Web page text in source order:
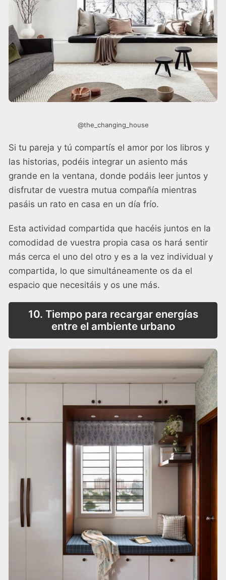
@the_changing_house
Si tu pareja y tú compartís el amor por los libros y
las historias, podéis integrar un asiento más
grande en la ventana, donde podáis leer juntos y
disfrutar de vuestra mutua compañía mientras
pasáis un rato en casa en un día frío.
Esta actividad compartida que hacéis juntos en la
comodidad de vuestra propia casa os hará sentir
más cerca el uno del otro y es a la vez individual y
compartida, lo que simultáneamente os da el
espacio que necesitáis y os une más.
10. Tiempo para recargar energías
entre el ambiente urbano